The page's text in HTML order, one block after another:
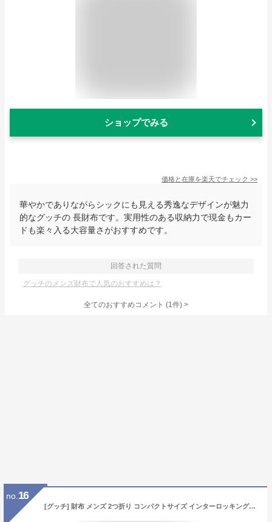
ショップでみる
価格と在庫を楽天でチェック >>
華やかでありながらシックにも見える秀逸なデザインが魅力
的なグッチの 長財布です。実用性のある収納力で現金もカー
ドも楽々入る大容量さがおすすめです。
回答された質問
グッチのメンズ財布で人気のおすすめは？
全てのおすすめコメント (1件) >
no. 16
[グッチ] 財布 メンズ 2つ折り コンパクトサイズ インターロッキングG カードケース レザー 734998 DJ20N 1000 ブラック [並行輸入品]